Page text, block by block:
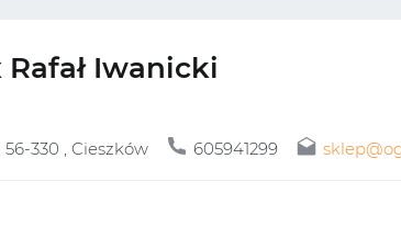
Iwanicki
330 , Cieszków 605941299